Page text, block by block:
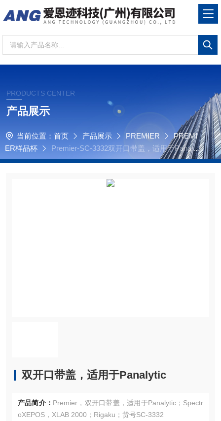
PRODUCTS CENTER
产品展示
当前位置： 首页 产品展示 PREMIER
PREMI
ER样品杯
Premier-SC-3332双开口带盖，适用于Panalyti
c
双开口带盖，适用于Panalytic
产品简介： Premier，双开口带盖，适用于Panalytic；Spectr
oXEPOS，XLAB 2000；Rigaku；货号SC-3332